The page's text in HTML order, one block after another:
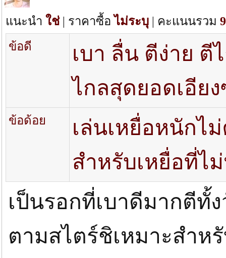
แนะนำ ใช่| ราคาซื้อไม่ระบุ | คะแนนรวม 9
ข้อดี
เบา ลื่น ตีง่าย ตี
ไกลสุดยอดเอีย
ข้อด้อย
เล่นเหยื่อหนักไ
สำหรับเหยื่อที่ไ
เป็นรอกที่เบาดีมากตีทั้
ตามสไตร์ชิเหมาะสำห